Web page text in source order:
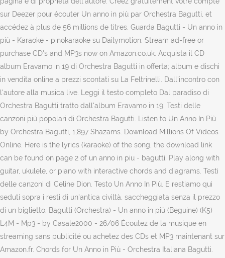
sur Deezer pour écouter Un anno in più par Orchestra Bagutti, et
accédez à plus de 56 millions de titres. Guarda Bagutti - Un anno in
più - Karaoke - pinokaraoke su Dailymotion. Stream ad-free or
purchase CD's and MP3s now on Amazon.co.uk. Acquista il CD
album Eravamo in 19 di Orchestra Bagutti in offerta; album e dischi
in vendita online a prezzi scontati su La Feltrinelli. Dall'incontro con
l'autore alla musica live. Leggi il testo completo Dal paradiso di
Orchestra Bagutti tratto dall'album Eravamo in 19. Testi delle
canzoni più popolari di Orchestra Bagutti. Listen to Un Anno In Più
by Orchestra Bagutti, 1,897 Shazams. Download Millions Of Videos
Online. Here is the lyrics (karaoke) of the song, the download link
can be found on page 2 of un anno in piu - bagutti. Play along with
guitar, ukulele, or piano with interactive chords and diagrams. Testi
delle canzoni di Celine Dion. Testo Un Anno In Più. E restiamo qui
seduti sopra i resti di un'antica civiltà, saccheggiata senza il prezzo
di un biglietto. Bagutti (Orchestra) - Un anno in più (Beguine) (K5)
L4M - Mp3 - by Casale2000 - 26/06 Écoutez de la musique en
streaming sans publicité ou achetez des CDs et MP3 maintenant sur
Amazon.fr. Chords for Un Anno in Più - Orchestra Italiana Bagutti.